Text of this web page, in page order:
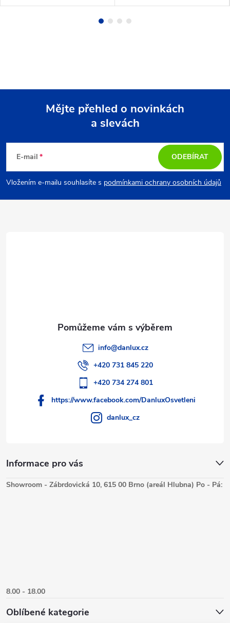
p
a
Mějte přehled o novinkách
a slevách
E-mail
Vložením e-mailu souhlasíte s podmínkami ochrany osobních údajů
ODEBÍRAT
Informace pro vás
info@danlux.cz
+420 731 845 220
+420 734 274 801
https://www.facebook.com/DanluxOsvetleni
danlux_cz
Showroom - Zábrdovická 10, 615 00 Brno (areál Hlubna) Po - Pá:
8.00 - 18.00
Oblíbené kategorie